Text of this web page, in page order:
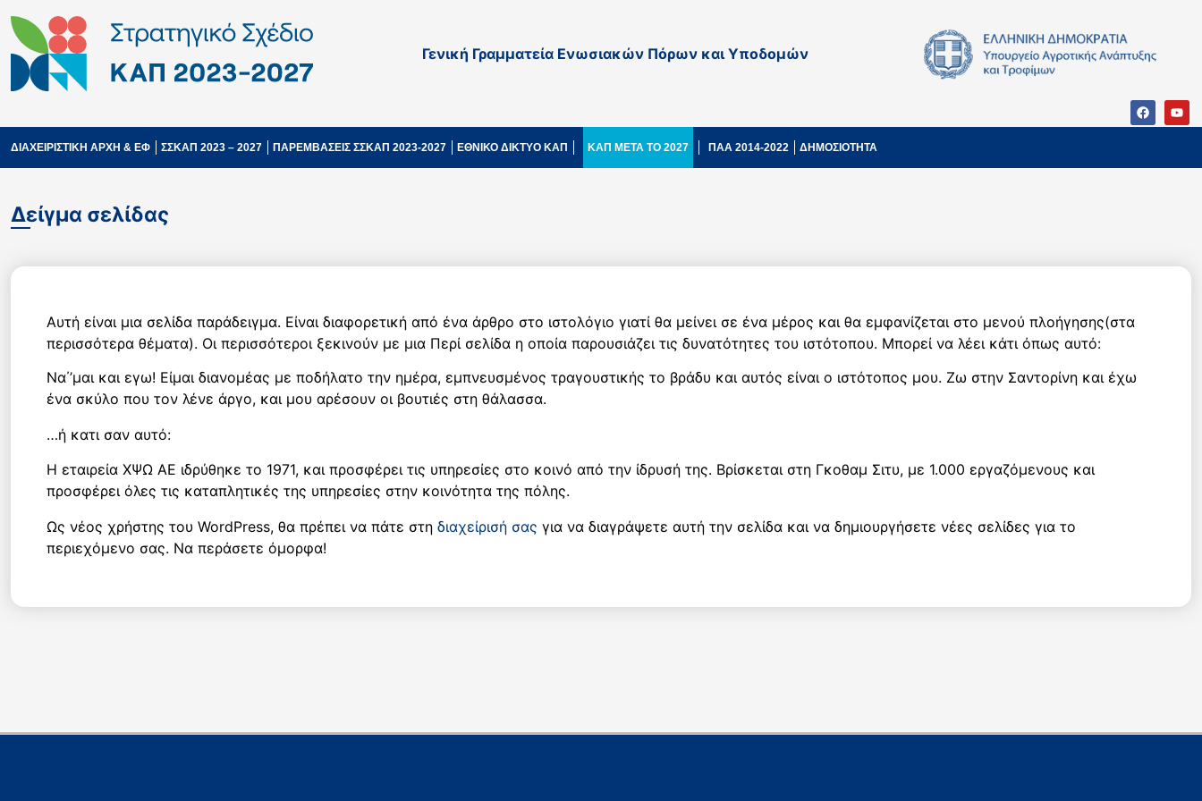
Γενική Γραμματεία Ενωσιακών Πόρων και Υποδομών
ΔΙΑΧΕΙΡΙΣΤΙΚΗ ΑΡΧΗ & ΕΦ ΣΣΚΑΠ 2023 – 2027 ΠΑΡΕΜΒΑΣΕΙΣ ΣΣΚΑΠ 2023-2027 ΕΘΝΙΚΟ ΔΙΚΤΥΟ ΚΑΠ ΚΑΠ ΜΕΤΑ ΤΟ 2027 ΠΑΑ 2014-2022 ΔΗΜΟΣΙΟΤΗΤΑ
Δείγμα σελίδας
Αυτή είναι μια σελίδα παράδειγμα. Είναι διαφορετική από ένα άρθρο στο ιστολόγιο γιατί θα μείνει σε ένα μέρος και θα εμφανίζεται στο μενού πλοήγησης(στα
περισσότερα θέματα). Οι περισσότεροι ξεκινούν με μια Περί σελίδα η οποία παρουσιάζει τις δυνατότητες του ιστότοπου. Μπορεί να λέει κάτι όπως αυτό:
Να΄’μαι και εγω! Είμαι διανομέας με ποδήλατο την ημέρα, εμπνευσμένος τραγουστικής το βράδυ και αυτός είναι ο ιστότοπος μου. Ζω στην Σαντορίνη και έχω
ένα σκύλο που τον λένε άργο, και μου αρέσουν οι βουτιές στη θάλασσα.
…ή κατι σαν αυτό:
Η εταιρεία ΧΨΩ ΑΕ ιδρύθηκε το 1971, και προσφέρει τις υπηρεσίες στο κοινό από την ίδρυσή της. Βρίσκεται στη Γκοθαμ Σιτυ, με 1.000 εργαζόμενους και
προσφέρει όλες τις καταπλητικές της υπηρεσίες στην κοινότητα της πόλης.
Ως νέος χρήστης του WordPress, θα πρέπει να πάτε στη διαχείρισή σας για να διαγράψετε αυτή την σελίδα και να δημιουργήσετε νέες σελίδες για το
περιεχόμενο σας. Να περάσετε όμορφα!